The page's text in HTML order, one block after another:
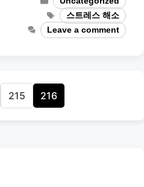
Tags스트레스 해소
Leave a comment
Page
215 Page
216